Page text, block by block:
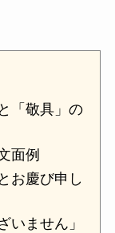
「敬具」の
面例
お慶び申し
いません」